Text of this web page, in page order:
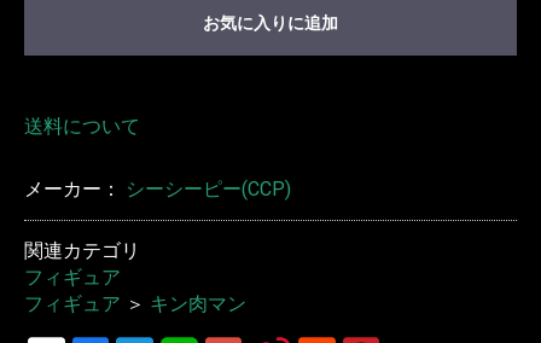
お気に入りに追加
送料について
メーカー： シーシーピー(CCP)
関連カテゴリ
フィギュア
フィギュア ＞ キン肉マン